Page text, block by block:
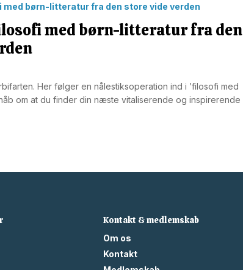
med børn-litteratur fra den
Her følger en nålestiksoperation ind i ’filosofi med
om at du finder din næste vitaliserende og inspirerende
Kontakt & medlemskab
Om os
Kontakt